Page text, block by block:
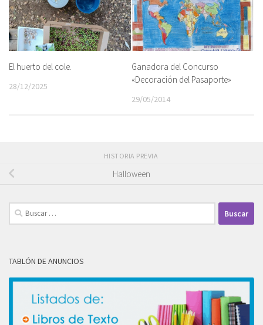
El huerto del cole.
28/12/2025
Ganadora del Concurso
«Decoración del Pasaporte»
29/05/2014
HISTORIA PREVIA
Halloween
Buscar:
TABLÓN DE ANUNCIOS